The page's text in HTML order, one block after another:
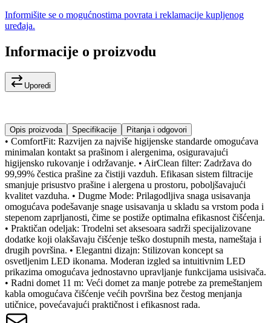
Informišite se o mogućnostima povrata i reklamacije kupljenog
uređaja.
Informacije o proizvodu
Uporedi
Opis proizvoda Specifikacije Pitanja i odgovori
• ComfortFit: Razvijen za najviše higijenske standarde omogućava
minimalan kontakt sa prašinom i alergenima, osiguravajući
higijensko rukovanje i održavanje. • AirClean filter: Zadržava do
99,99% čestica prašine za čistiji vazduh. Efikasan sistem filtracije
smanjuje prisustvo prašine i alergena u prostoru, poboljšavajući
kvalitet vazduha. • Dugme Mode: Prilagodljiva snaga usisavanja
omogućava podešavanje snage usisavanja u skladu sa vrstom poda i
stepenom zaprljanosti, čime se postiže optimalna efikasnost čišćenja.
• Praktičan odeljak: Trodelni set aksesoara sadrži specijalizovane
dodatke koji olakšavaju čišćenje teško dostupnih mesta, nameštaja i
drugih površina. • Elegantni dizajn: Stilizovan koncept sa
osvetljenim LED ikonama. Moderan izgled sa intuitivnim LED
prikazima omogućava jednostavno upravljanje funkcijama usisivača.
• Radni domet 11 m: Veći domet za manje potrebe za premeštanjem
kabla omogućava čišćenje većih površina bez čestog menjanja
utičnice, povećavajući praktičnost i efikasnost rada.